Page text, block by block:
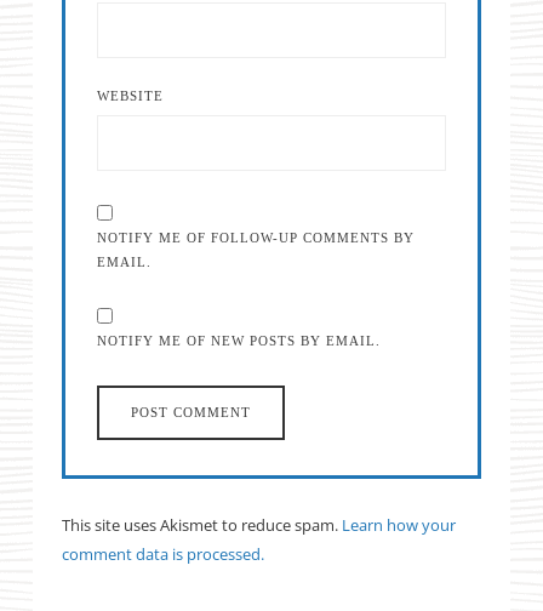
WEBSITE
NOTIFY ME OF FOLLOW-UP COMMENTS BY
EMAIL.
NOTIFY ME OF NEW POSTS BY EMAIL.
This site uses Akismet to reduce spam. Learn how your
comment data is processed.